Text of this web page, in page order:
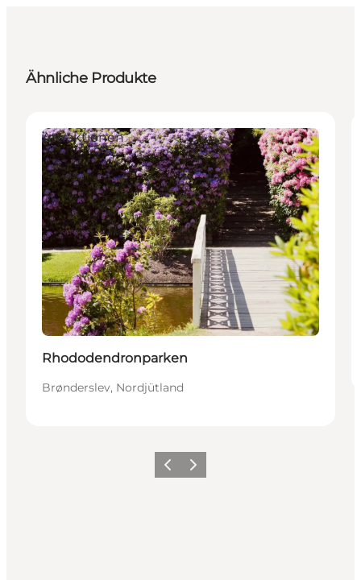
Ähnliche Produkte
Attraktionen
Rhododendronparken
Brønderslev, Nordjütland
ZurückWeiter